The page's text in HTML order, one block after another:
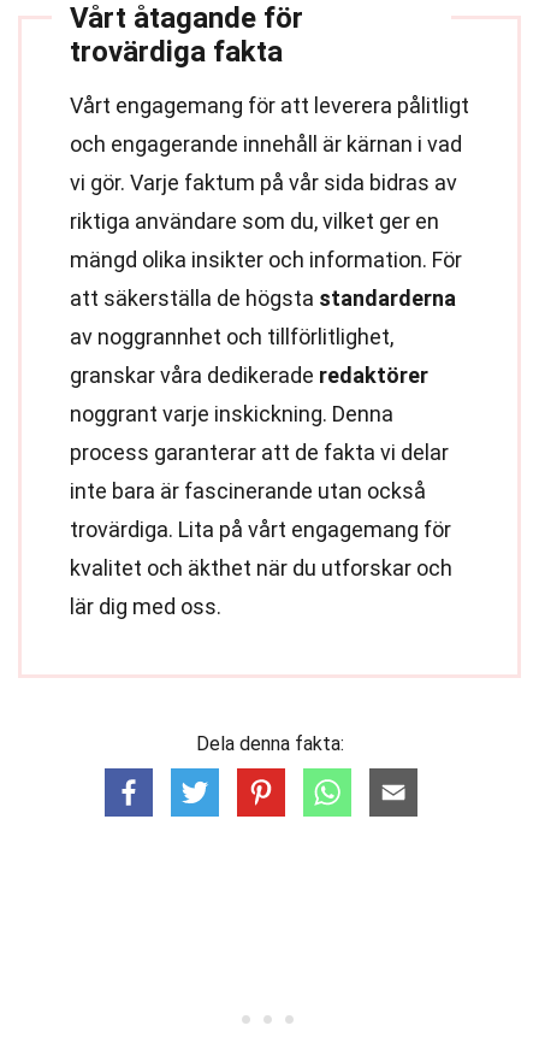
Vårt åtagande för
trovärdiga fakta
Vårt engagemang för att leverera pålitligt
och engagerande innehåll är kärnan i vad
vi gör. Varje faktum på vår sida bidras av
riktiga användare som du, vilket ger en
mängd olika insikter och information. För
att säkerställa de högsta standarderna
av noggrannhet och tillförlitlighet,
granskar våra dedikerade redaktörer
noggrant varje inskickning. Denna
process garanterar att de fakta vi delar
inte bara är fascinerande utan också
trovärdiga. Lita på vårt engagemang för
kvalitet och äkthet när du utforskar och
lär dig med oss.
Dela denna fakta: